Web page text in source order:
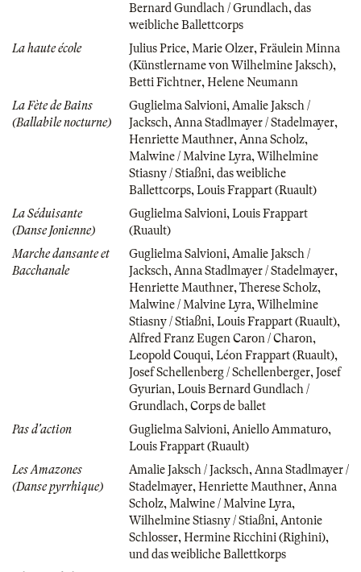
Bernard Gundlach / Grundlach, das
weibliche Ballettcorps
La haute école
Julius Price, Marie Olzer, Fräulein Minna
(Künstlername von Wilhelmine Jaksch),
Betti Fichtner, Helene Neumann
La Fète de Bains
(Ballabile nocturne)
Guglielma Salvioni, Amalie Jaksch /
Jacksch, Anna Stadlmayer / Stadelmayer,
Henriette Mauthner, Anna Scholz,
Malwine / Malvine Lyra, Wilhelmine
Stiasny / Stiaßni, das weibliche
Ballettcorps, Louis Frappart (Ruault)
La Séduisante
(Danse Jonienne)
Guglielma Salvioni, Louis Frappart
(Ruault)
Marche dansante et
Bacchanale
Guglielma Salvioni, Amalie Jaksch /
Jacksch, Anna Stadlmayer / Stadelmayer,
Henriette Mauthner, Therese Scholz,
Malwine / Malvine Lyra, Wilhelmine
Stiasny / Stiaßni, Louis Frappart (Ruault),
Alfred Franz Eugen Caron / Charon,
Leopold Couqui, Léon Frappart (Ruault),
Josef Schellenberg / Schellenberger, Josef
Gyurian, Louis Bernard Gundlach /
Grundlach, Corps de ballet
Pas d'action
Guglielma Salvioni, Aniello Ammaturo,
Louis Frappart (Ruault)
Les Amazones
(Danse pyrrhique)
Amalie Jaksch / Jacksch, Anna Stadlmayer /
Stadelmayer, Henriette Mauthner, Anna
Scholz, Malwine / Malvine Lyra,
Wilhelmine Stiasny / Stiaßni, Antonie
Schlosser, Hermine Ricchini (Righini),
und das weibliche Ballettkorps